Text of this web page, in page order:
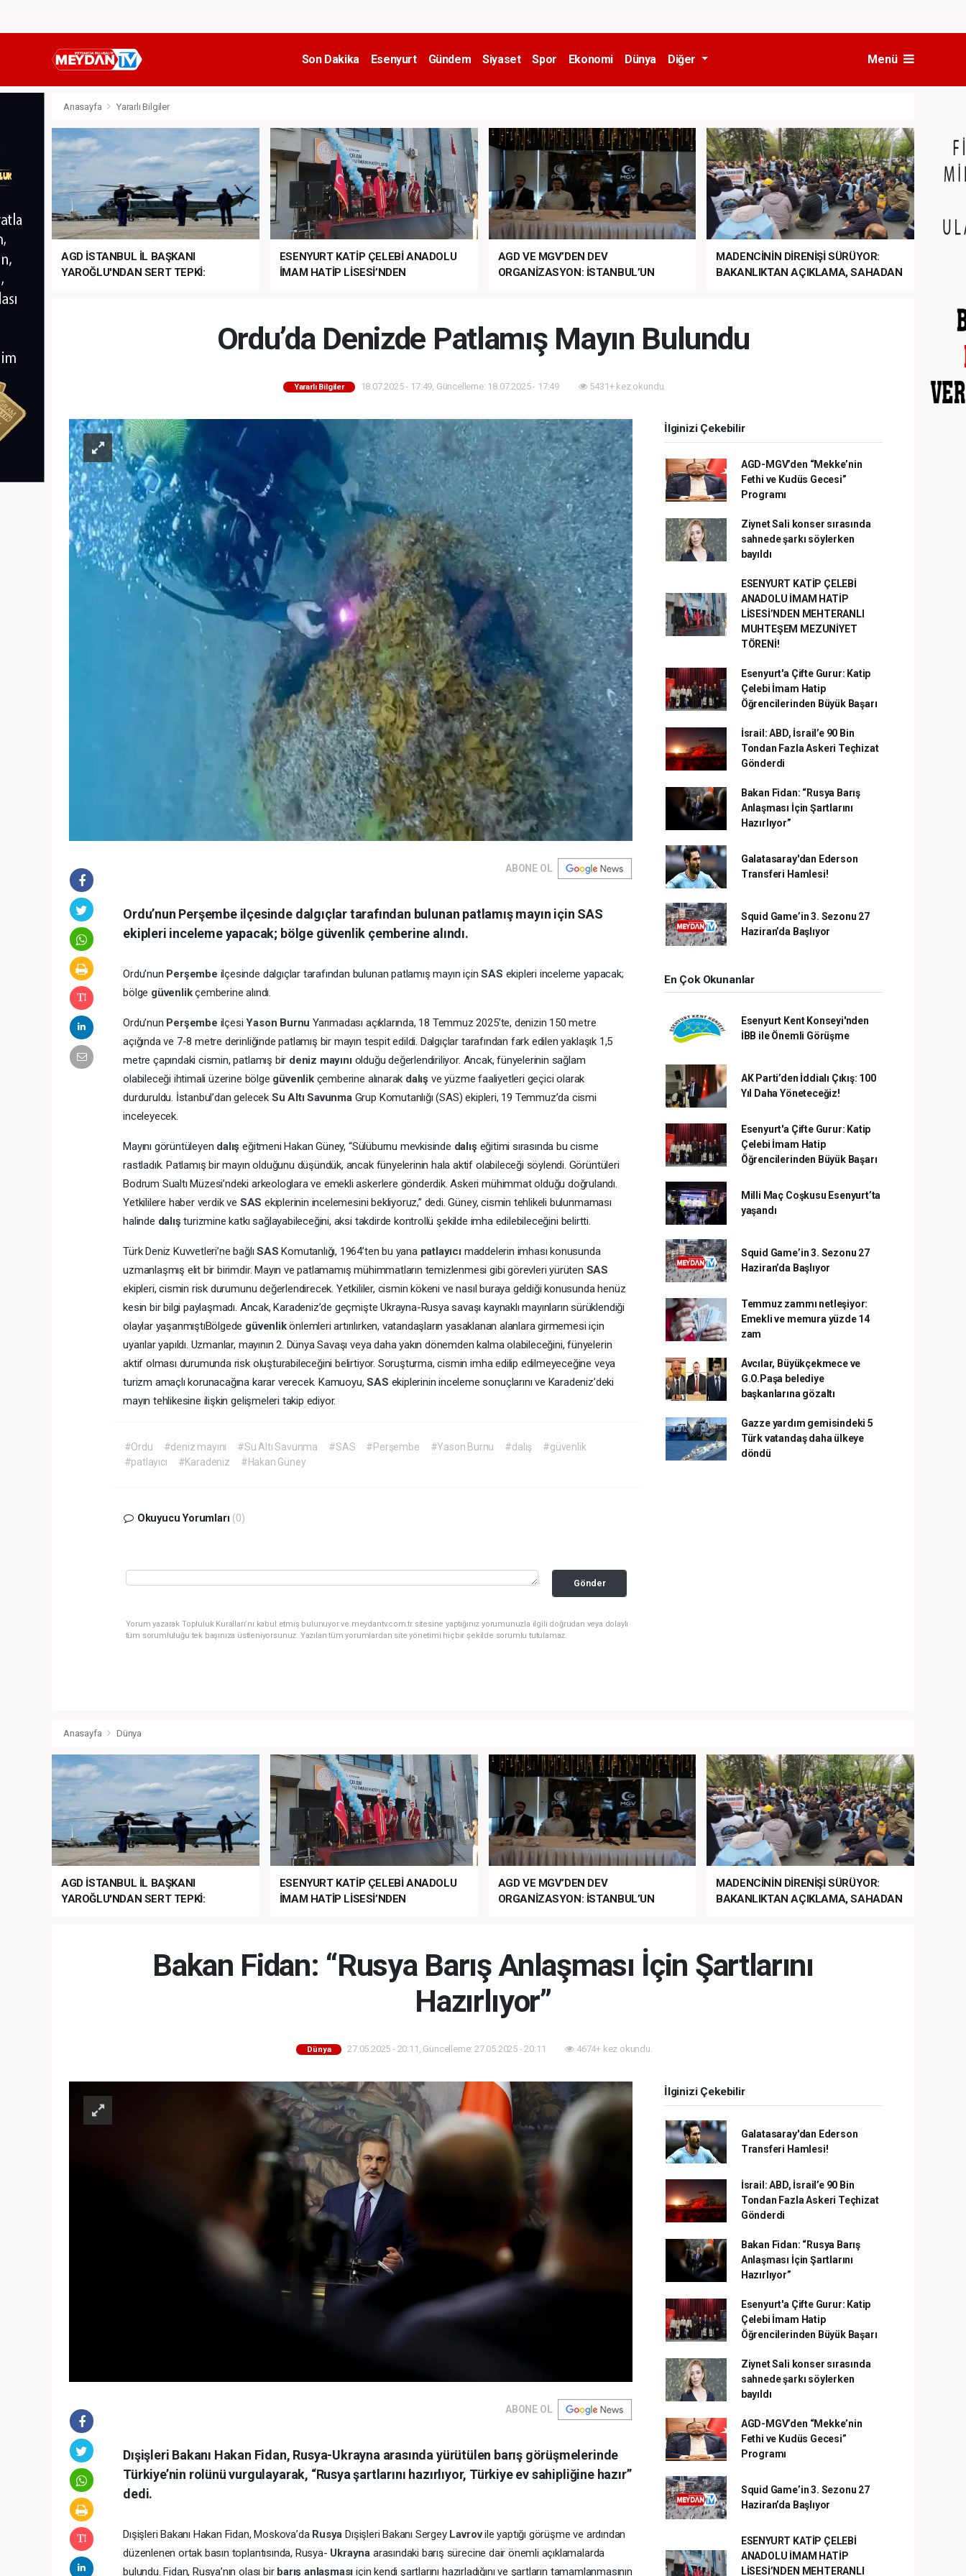
Son Dakika Esenyurt Gündem Siyaset Spor Ekonomi Dünya Diğer Menü
Anasayfa Yararlı Bilgiler
AGD İSTANBUL İL BAŞKANI
YAROĞLU'NDAN SERT TEPKİ:
ESENYURT KATİP ÇELEBİ ANADOLU
İMAM HATİP LİSESİ’NDEN
AGD VE MGV’DEN DEV
ORGANİZASYON: İSTANBUL’UN
MADENCİNİN DİRENİŞİ SÜRÜYOR:
BAKANLIKTAN AÇIKLAMA, SAHADAN
Ordu’da Denizde Patlamış Mayın Bulundu
Yararlı Bilgiler 18.07.2025 - 17:49, Güncelleme: 18.07.2025 - 17:49 5431+ kez okundu.
ABONE OL
Ordu’nun Perşembe ilçesinde dalgıçlar tarafından bulunan patlamış mayın için SAS
ekipleri inceleme yapacak; bölge güvenlik çemberine alındı.
Ordu’nun Perşembe ilçesinde dalgıçlar tarafından bulunan patlamış mayın içinSAS ekipleri inceleme yapacak;
bölge güvenlikçemberine alındı.
Ordu’nun Perşembe ilçesiYason Burnu Yarımadası açıklarında, 18 Temmuz 2025’te, denizin 150 metre
açığında ve 7-8 metre derinliğinde patlamış bir mayın tespit edildi. Dalgıçlar tarafından fark edilen yaklaşık 1,5
metre çapındaki cismin, patlamış bir deniz mayını olduğu değerlendiriliyor. Ancak, fünyelerinin sağlam
olabileceği ihtimali üzerine bölge güvenlik çemberine alınarak dalış ve yüzme faaliyetleri geçici olarak
durduruldu. İstanbul’dan gelecek Su Altı Savunma Grup Komutanlığı (SAS) ekipleri, 19 Temmuz’da cismi
inceleyecek.
Mayını görüntüleyen dalışeğitmeni Hakan Güney, “Sülüburnu mevkisinde dalış eğitimi sırasında bu cisme
rastladık. Patlamış bir mayın olduğunu düşündük, ancak fünyelerinin hala aktif olabileceği söylendi. Görüntüleri
Bodrum Sualtı Müzesi’ndeki arkeologlara ve emekli askerlere gönderdik. Askeri mühimmat olduğu doğrulandı.
Yetkililere haber verdik ve SAS ekiplerinin incelemesini bekliyoruz,” dedi. Güney, cismin tehlikeli bulunmaması
halinde dalışturizmine katkı sağlayabileceğini, aksi takdirde kontrollü şekilde imha edilebileceğini belirtti.
Türk Deniz Kuvvetleri’ne bağlıSAS Komutanlığı, 1964’ten bu yana patlayıcı maddelerin imhası konusunda
uzmanlaşmış elit bir birimdir. Mayın ve patlamamış mühimmatların temizlenmesi gibi görevleri yürüten SAS
ekipleri, cismin risk durumunu değerlendirecek. Yetkililer, cismin kökeni ve nasıl buraya geldiği konusunda henüz
kesin bir bilgi paylaşmadı. Ancak, Karadeniz’de geçmişte Ukrayna-Rusya savaşı kaynaklı mayınların sürüklendiği
olaylar yaşanmıştıBölgede güvenlikönlemleri artırılırken, vatandaşların yasaklanan alanlara girmemesi için
uyarılar yapıldı. Uzmanlar, mayının 2. Dünya Savaşı veya daha yakın dönemden kalma olabileceğini, fünyelerin
aktif olması durumunda risk oluşturabileceğini belirtiyor. Soruşturma, cismin imha edilip edilmeyeceğine veya
turizm amaçlı korunacağına karar verecek. Kamuoyu,SAS ekiplerinin inceleme sonuçlarını ve Karadeniz’deki
mayın tehlikesine ilişkin gelişmeleri takip ediyor.
#Ordu #deniz mayını #Su Altı Savunma #SAS #Perşembe #Yason Burnu #dalış
#güvenlik
#patlayıcı
#Karadeniz #Hakan Güney
Okuyucu Yorumları (0)
Gönder
Yorum yazarak Topluluk Kuralları’nı kabul etmiş bulunuyor ve meydantv.com.tr sitesine yaptığınız yorumunuzla ilgili doğrudan veya dolaylı
tüm sorumluluğu tek başınıza üstleniyorsunuz. Yazılan tüm yorumlardan site yönetimi hiçbir şekilde sorumlu tutulamaz.
İlginizi Çekebilir
AGD-MGV’den “Mekke’nin
Fethi ve Kudüs Gecesi”
Programı
Ziynet Sali konser sırasında
sahnede şarkı söylerken
bayıldı
ESENYURT KATİP ÇELEBİ
ANADOLU İMAM HATİP
LİSESİ’NDEN MEHTERANLI
MUHTEŞEM MEZUNİYET
TÖRENİ!
Esenyurt'a Çifte Gurur: Katip
Çelebi İmam Hatip
Öğrencilerinden Büyük Başarı
İsrail: ABD, İsrail’e 90 Bin
Tondan Fazla Askeri Teçhizat
Gönderdi
Bakan Fidan: “Rusya Barış
Anlaşması İçin Şartlarını
Hazırlıyor”
Galatasaray'dan Ederson
Transferi Hamlesi!
Squid Game’in 3. Sezonu 27
Haziran’da Başlıyor
En Çok Okunanlar
Esenyurt Kent Konseyi'nden
İBB ile Önemli Görüşme
AK Parti’den İddialı Çıkış: 100
Yıl Daha Yöneteceğiz!
Esenyurt'a Çifte Gurur: Katip
Çelebi İmam Hatip
Öğrencilerinden Büyük Başarı
Milli Maç Coşkusu Esenyurt’ta
yaşandı
Squid Game’in 3. Sezonu 27
Haziran’da Başlıyor
Temmuz zammı netleşiyor:
Emekli ve memura yüzde 14
zam
Avcılar, Büyükçekmece ve
G.O.Paşa belediye
başkanlarına gözaltı
Gazze yardım gemisindeki 5
Türk vatandaş daha ülkeye
döndü
Anasayfa Dünya
AGD İSTANBUL İL BAŞKANI
YAROĞLU'NDAN SERT TEPKİ:
ESENYURT KATİP ÇELEBİ ANADOLU
İMAM HATİP LİSESİ’NDEN
AGD VE MGV’DEN DEV
ORGANİZASYON: İSTANBUL’UN
MADENCİNİN DİRENİŞİ SÜRÜYOR:
BAKANLIKTAN AÇIKLAMA, SAHADAN
Bakan Fidan: “Rusya Barış Anlaşması İçin Şartlarını
Hazırlıyor”
Dünya 27.05.2025 - 20:11, Güncelleme: 27.05.2025 - 20:11 4674+ kez okundu.
ABONE OL
Dışişleri Bakanı Hakan Fidan, Rusya-Ukrayna arasında yürütülen barış görüşmelerinde
Türkiye’nin rolünü vurgulayarak, “Rusya şartlarını hazırlıyor, Türkiye ev sahipliğine hazır”
dedi.
Dışişleri Bakanı Hakan Fidan, Moskova’da RusyaDışişleri Bakanı Sergey Lavrovile yaptığı görüşme ve ardından
düzenlenen ortak basın toplantısında, Rusya- Ukrayna arasındaki barış sürecine dair önemli açıklamalarda
bulundu. Fidan, Rusya’nın olası bir barış anlaşmasıiçin kendi şartlarını hazırladığını ve şartların tamamlanmasının
İlginizi Çekebilir
Galatasaray'dan Ederson
Transferi Hamlesi!
İsrail: ABD, İsrail’e 90 Bin
Tondan Fazla Askeri Teçhizat
Gönderdi
Bakan Fidan: “Rusya Barış
Anlaşması İçin Şartlarını
Hazırlıyor”
Esenyurt'a Çifte Gurur: Katip
Çelebi İmam Hatip
Öğrencilerinden Büyük Başarı
Ziynet Sali konser sırasında
sahnede şarkı söylerken
bayıldı
AGD-MGV’den “Mekke’nin
Fethi ve Kudüs Gecesi”
Programı
Squid Game’in 3. Sezonu 27
Haziran’da Başlıyor
ESENYURT KATİP ÇELEBİ
ANADOLU İMAM HATİP
LİSESİ’NDEN MEHTERANLI